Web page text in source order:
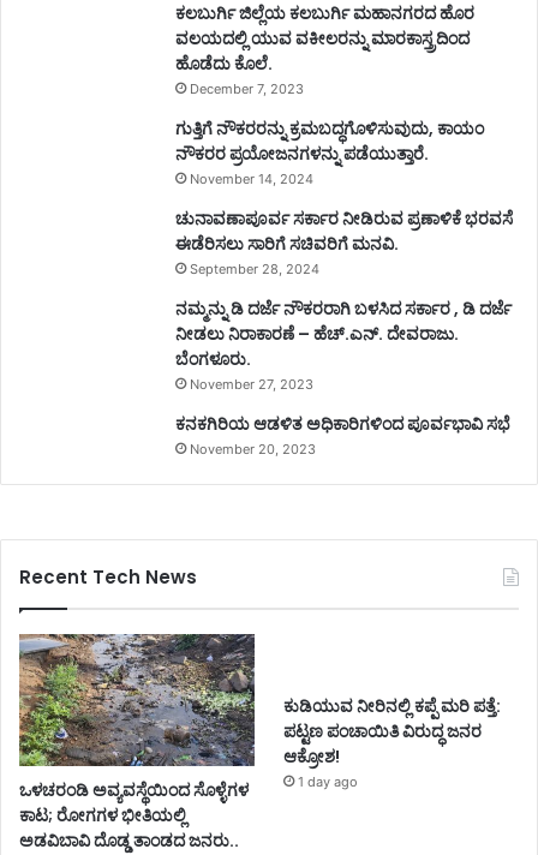
ಕಲಬುರ್ಗಿ ಜಿಲ್ಲೆಯ ಕಲಬುರ್ಗಿ ಮಹಾನಗರದ ಹೊರ
ವಲಯದಲ್ಲಿ ಯುವ ವಕೀಲರನ್ನು ಮಾರಕಾಸ್ತ್ರದಿಂದ
ಹೊಡೆದು ಕೊಲೆ.
December 7, 2023
ಗುತ್ತಿಗೆ ನೌಕರರನ್ನು ಕ್ರಮಬದ್ಧಗೊಳಿಸುವುದು, ಕಾಯಂ
ನೌಕರರ ಪ್ರಯೋಜನಗಳನ್ನು ಪಡೆಯುತ್ತಾರೆ.
November 14, 2024
ಚುನಾವಣಾಪೂರ್ವ ಸರ್ಕಾರ ನೀಡಿರುವ ಪ್ರಣಾಳಿಕೆ ಭರವಸೆ
ಈಡೆರಿಸಲು ಸಾರಿಗೆ ಸಚಿವರಿಗೆ ಮನವಿ.
September 28, 2024
ನಮ್ಮನ್ನು ಡಿ ದರ್ಜೆ ನೌಕರರಾಗಿ ಬಳಸಿದ ಸರ್ಕಾರ , ಡಿ ದರ್ಜೆ
ನೀಡಲು ನಿರಾಕಾರಣೆ – ಹೆಚ್.ಎನ್. ದೇವರಾಜು.
ಬೆಂಗಳೂರು.
November 27, 2023
ಕನಕಗಿರಿಯ ಆಡಳಿತ ಅಧಿಕಾರಿಗಳಿಂದ ಪೂರ್ವಭಾವಿ ಸಭೆ
November 20, 2023
Recent Tech News
ಒಳಚರಂಡಿ ಅವ್ಯವಸ್ಥೆಯಿಂದ ಸೊಳ್ಳೆಗಳ
ಕಾಟ; ರೋಗಗಳ ಭೀತಿಯಲ್ಲಿ
ಅಡವಿಬಾವಿ ದೊಡ್ಡ ತಾಂಡದ ಜನರು..
ಕುಡಿಯುವ ನೀರಿನಲ್ಲಿ ಕಪ್ಪೆ ಮರಿ ಪತ್ತೆ:
ಪಟ್ಟಣ ಪಂಚಾಯಿತಿ ವಿರುದ್ಧ ಜನರ
ಆಕ್ರೋಶ!
1 day ago